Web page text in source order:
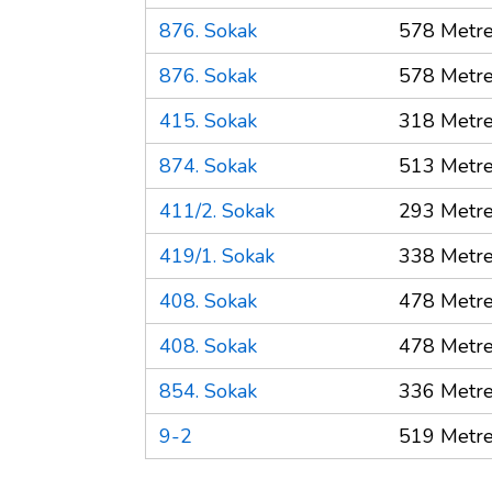
876. Sokak
578
876. Sokak
578
415. Sokak
318
874. Sokak
513
411/2. Sokak
293
419/1. Sokak
338
408. Sokak
478
408. Sokak
478
854. Sokak
336
9-2
519